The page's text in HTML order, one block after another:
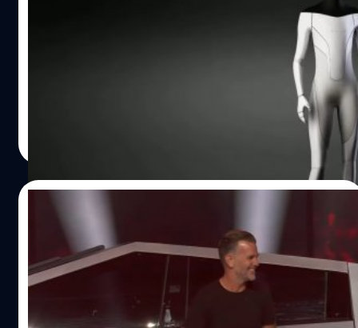
อีลอน มัสก์ (Elon Musk) ซีอีโอของเทสลา (Tesla) ผู้ผลิต
รถยนต์ที่มีมูลค่าสูงที่สุดในโลกได้ทวีตเผยว่างาน Tesla AI
Day ครั้งที่สองได้เลื่อนไปเป็น 30 กันยายน เนื่องจากบริษัท
อาจมี Optimus รุ่นต้นแบบที่ใช้งานได้ในตอนนั้น ซึ่งเป็นการ
เลื่อนจากกำหนดการเดิมในวันที่ 19 สิงหาคม ออกไป 2
Tesla จะปล่อยรถกระบะไฟฟ้า Cybertruck
ออกขายในปี 2023
7 เม.ย. เทสลา (Tesla) ได้จัดงานเลี้ยงเปิดโรงงานจิกะเท็กซัส
อย่างยิ่งใหญ่ และในงานนี้ซีอีโอ อีลอน มัสก์ ก็ได้ขึ้นเวทีนำ